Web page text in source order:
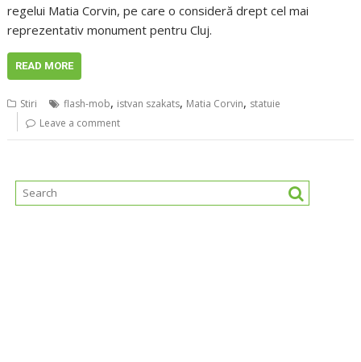
regelui Matia Corvin, pe care o consideră drept cel mai
reprezentativ monument pentru Cluj.
READ MORE
Stiri flash-mob, istvan szakats, Matia Corvin, statuie
Leave a comment